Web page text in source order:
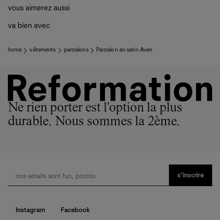
vous aimerez aussi
va bien avec
home vêtements pantalons Pantalon en satin Aven
Ne rien porter est l'option la plus
durable. Nous sommes la 2ème.
s’inscrire
Instagram Facebook